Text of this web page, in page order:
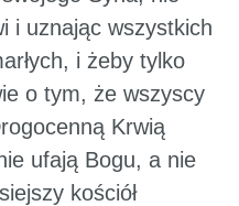
i uznając wszystkich
i żeby tylko
o tym, że wszyscy
Krwią
ufają Bogu, a nie
kościół